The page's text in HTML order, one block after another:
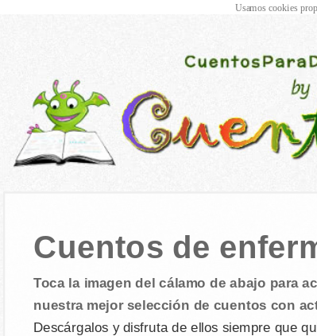
Cuentos de
Toca la imagen del cálamo de abajo para
nuestra mejor selección de cuentos con
Descárgalos y disfruta de ellos siempre que
Usamos cookies